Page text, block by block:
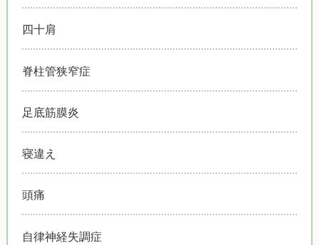
四十肩
脊柱管狭窄症
足底筋膜炎
寝違え
頭痛
自律神経失調症